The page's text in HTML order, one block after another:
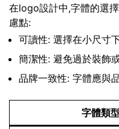
在logo設計中,字體的選
慮點:
可讀性: 選擇在小尺寸
簡潔性: 避免過於裝飾
品牌一致性: 字體應與
字體類型